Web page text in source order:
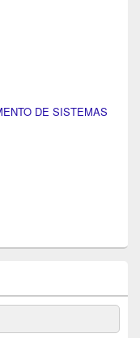
DE SISTEMAS